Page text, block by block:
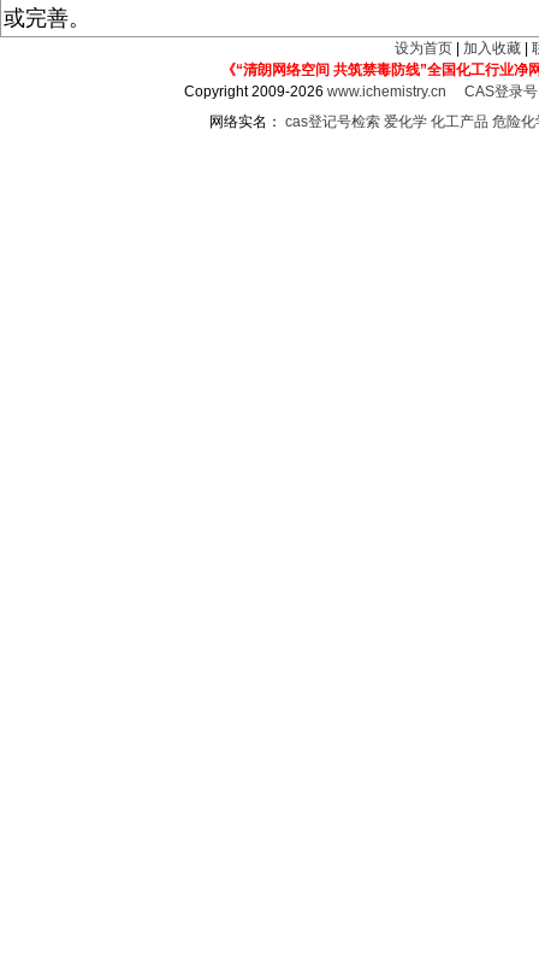
或完善。
设为首页 加入收藏
《“清朗网络空间 共筑禁毒防线”全国化工行业净
Copyright 2009-2026www.ichemistry.cn
CAS登录
网络实名： cas登记号检索 爱化学 化工产品 危险化